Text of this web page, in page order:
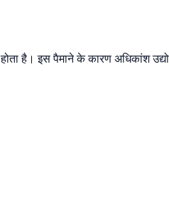
है। इस पैमाने के कारण अधिकांश